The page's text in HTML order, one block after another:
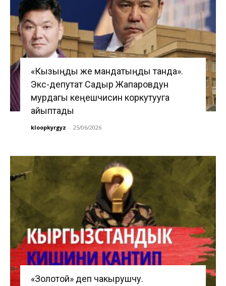
«Кызыңды же мандатыңды танда».
Экс-депутат Садыр Жапаровдун
мурдагы кеңешчисин коркутууга
айыптады
kloopkyrgyz - 25/06/2026
«Золотой» деп чакырушчу.